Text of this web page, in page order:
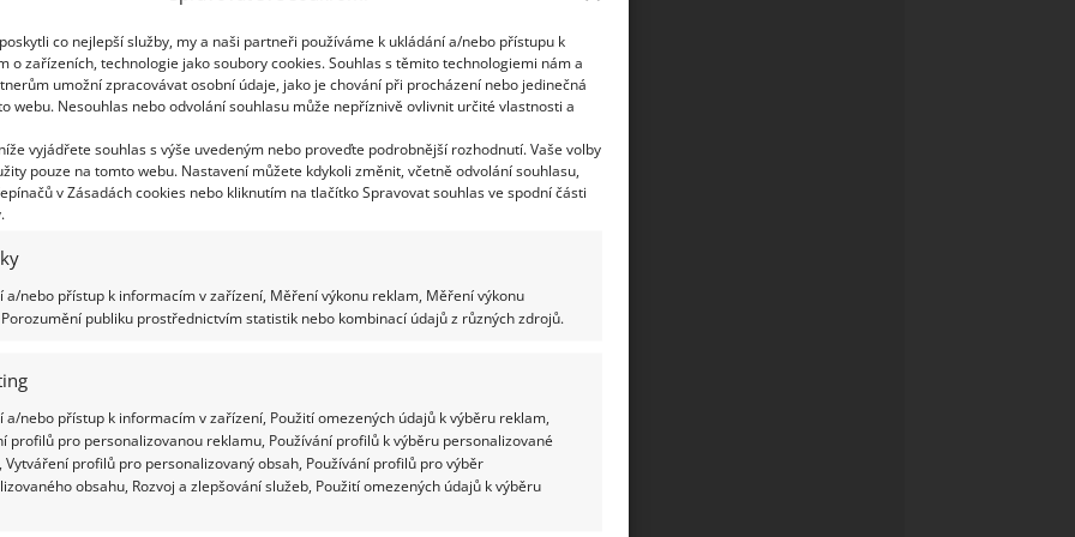
co nejlepší služby, my a naši partneři používáme k ukládání a/nebo přístupu k
o zařízeních, technologie jako soubory cookies. Souhlas s těmito technologiemi nám a
umožní zpracovávat osobní údaje, jako je chování při procházení nebo jedinečná
webu. Nesouhlas nebo odvolání souhlasu může nepříznivě ovlivnit určité vlastnosti a
vyjádřete souhlas s výše uvedeným nebo proveďte podrobnější rozhodnutí. Vaše volby
pouze na tomto webu. Nastavení můžete kdykoli změnit, včetně odvolání souhlasu,
v Zásadách cookies nebo kliknutím na tlačítko Spravovat souhlas ve spodní části
a/nebo přístup k informacím v zařízení, Měření výkonu reklam, Měření výkonu
publiku prostřednictvím statistik nebo kombinací údajů z různých zdrojů.
a/nebo přístup k informacím v zařízení, Použití omezených údajů k výběru reklam,
profilů pro personalizovanou reklamu, Používání profilů k výběru personalizované
Vytváření profilů pro personalizovaný obsah, Používání profilů pro výběr
obsahu, Rozvoj a zlepšování služeb, Použití omezených údajů k výběru
Oprav dům po babičce nabízí i